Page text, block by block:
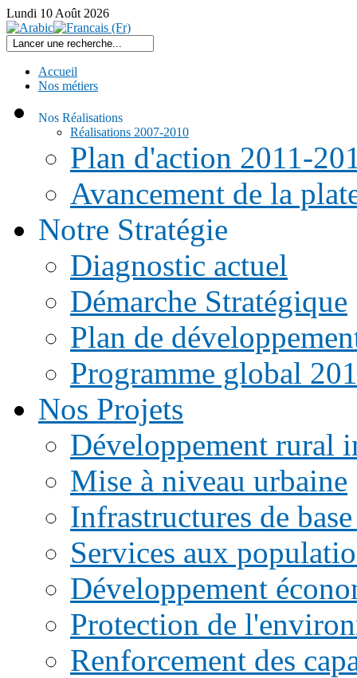
Lundi 10 Août 2026
Accueil
Nos métiers
Nos Réalisations
Réalisations 2007-2010
Plan d'action 2011-
Avancement de la
Notre Stratégie
Diagnostic actuel
Démarche Stratégique
Plan de
Programme global
Nos Projets
Développement rural
Mise à niveau urbaine
Infrastructures de
Services aux
Développement
Protection de
Renforcement des